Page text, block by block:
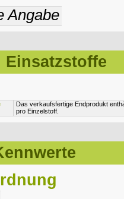
Angabe
Einsatzstoffe
Das verkaufsfertige Endprodukt
pro Einzelstoff.